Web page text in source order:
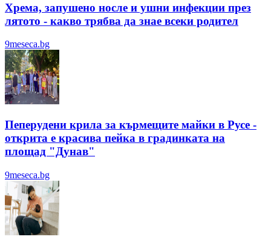
Хрема, запушено носле и ушни инфекции през
лятотo - какво трябва да знае всеки родител
9meseca.bg
Пеперудени крила за кърмещите майки в Русе -
открита е красива пейка в градинката на
площад "Дунав"
9meseca.bg